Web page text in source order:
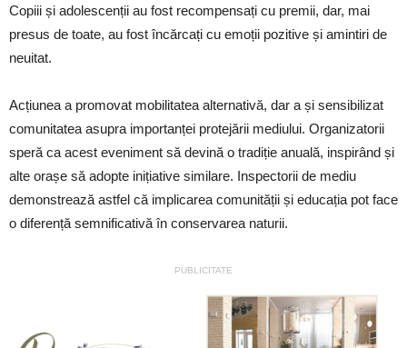
Copiii și adolescenții au fost recompensați cu premii, dar, mai
presus de toate, au fost încărcați cu emoții pozitive și amintiri de
neuitat.
Acțiunea a promovat mobilitatea alternativă, dar a și sensibilizat
comunitatea asupra importanței protejării mediului. Organizatorii
speră ca acest eveniment să devină o tradiție anuală, inspirând și
alte orașe să adopte inițiative similare. Inspectorii de mediu
demonstrează astfel că implicarea comunității și educația pot face
o diferență semnificativă în conservarea naturii.
PUBLICITATE